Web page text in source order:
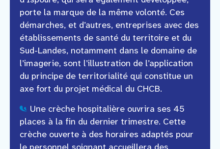
porte la marque de la même volonté. Ces
démarches, et d’autres, entreprises avec des
établissements de santé du territoire et du
Sud-Landes, notamment dans le domaine de
l’imagerie, sont l’illustration de l’application
du principe de territorialité qui constitue un
axe fort du projet médical du CHCB.
Une crèche hospitalière ouvrira ses 45
places à la fin du dernier trimestre. Cette
crèche ouverte à des horaires adaptés pour